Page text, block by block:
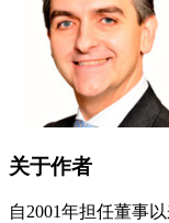
关于作者
自2001年担任董事